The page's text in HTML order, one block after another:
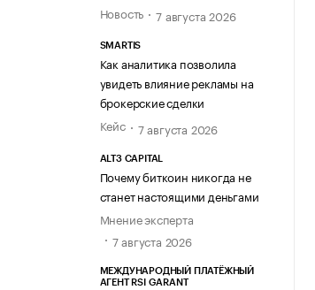
Новость
7 августа 2026
SMARTIS
Как аналитика позволила
увидеть влияние рекламы на
брокерские сделки
Кейс
7 августа 2026
ALT3 CAPITAL
Почему биткоин никогда не
станет настоящими деньгами
Мнение эксперта
7 августа 2026
МЕЖДУНАРОДНЫЙ ПЛАТЁЖНЫЙ
АГЕНТ RSI GARANT